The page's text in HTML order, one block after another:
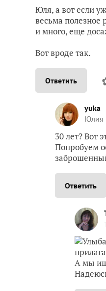
Юля, а вот если
весьма полезное
и много, еще
Вот вроде так.
Ответить
yuka
Юлия
30 лет? Вот
Попробуем
Ответить
А мы